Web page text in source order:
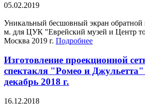
05.02.2019
Уникальный бесшовный экран
м. для ЦУК "Еврейский музей и Центр
Москва 2019 г. Подробнее
Изготовление проекционной
спектакля "Ромео и
декабрь 2018 г.
16.12.2018